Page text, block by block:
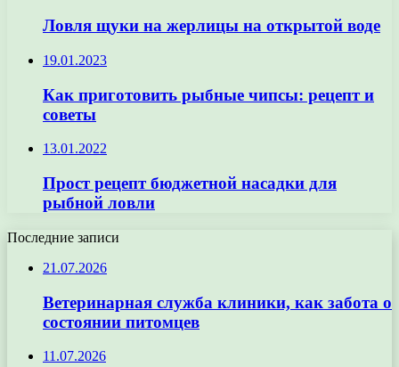
Ловля щуки на жерлицы на открытой воде
19.01.2023
Как приготовить рыбные чипсы: рецепт и
советы
13.01.2022
Прост рецепт бюджетной насадки для
рыбной ловли
Последние записи
21.07.2026
Ветеринарная служба клиники, как забота о
состоянии питомцев
11.07.2026